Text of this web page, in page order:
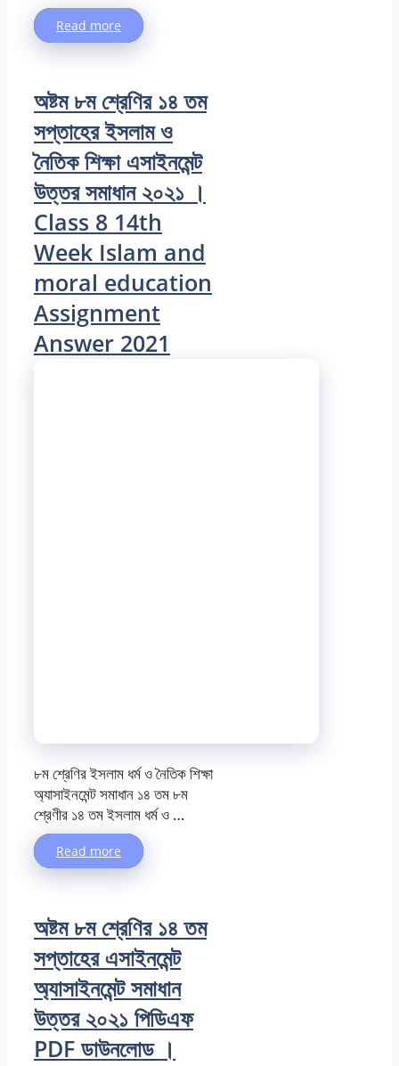
Read more
অষ্টম ৮ম শ্রেণির ১৪ তম
সপ্তাহের ইসলাম ও
নৈতিক শিক্ষা এসাইনমেন্ট
উত্তর সমাধান ২০২১ ।
Class 8 14th
Week Islam and
moral education
Assignment
Answer 2021
৮ম শ্রেণির ইসলাম ধর্ম ও নৈতিক শিক্ষা
অ্যাসাইনমেন্ট সমাধান ১৪ তম ৮ম
শ্রেণীর ১৪ তম ইসলাম ধর্ম ও …
Read more
অষ্টম ৮ম শ্রেণির ১৪ তম
সপ্তাহের এসাইনমেন্ট
অ্যাসাইনমেন্ট সমাধান
উত্তর ২০২১ পিডিএফ
PDF ডাউনলোড ।